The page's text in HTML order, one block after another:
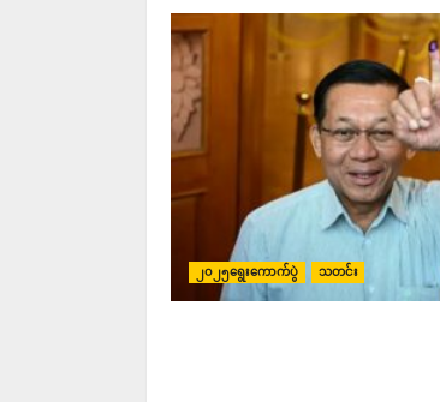
၂၀၂၅ရွေးကောက်ပွဲ သတင်း